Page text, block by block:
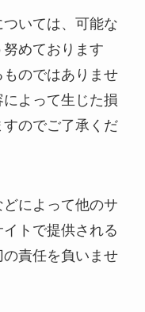
いては、可能な
めております
のではありませ
よって生じた損
のでご了承くだ
によって他のサ
トで提供される
責任を負いませ